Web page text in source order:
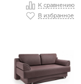
К сравнению
В избранное